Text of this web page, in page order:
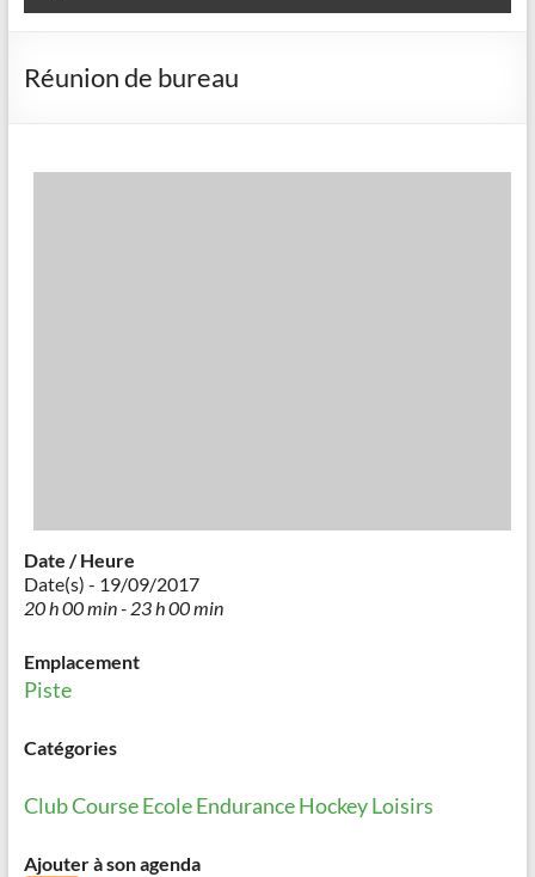
Réunion de bureau
Date / Heure
Date(s) - 19/09/2017
20 h 00 min - 23 h 00 min
Emplacement
Piste
Catégories
ClubCourseEcoleEnduranceHockeyLoisirs
Ajouter à son agenda